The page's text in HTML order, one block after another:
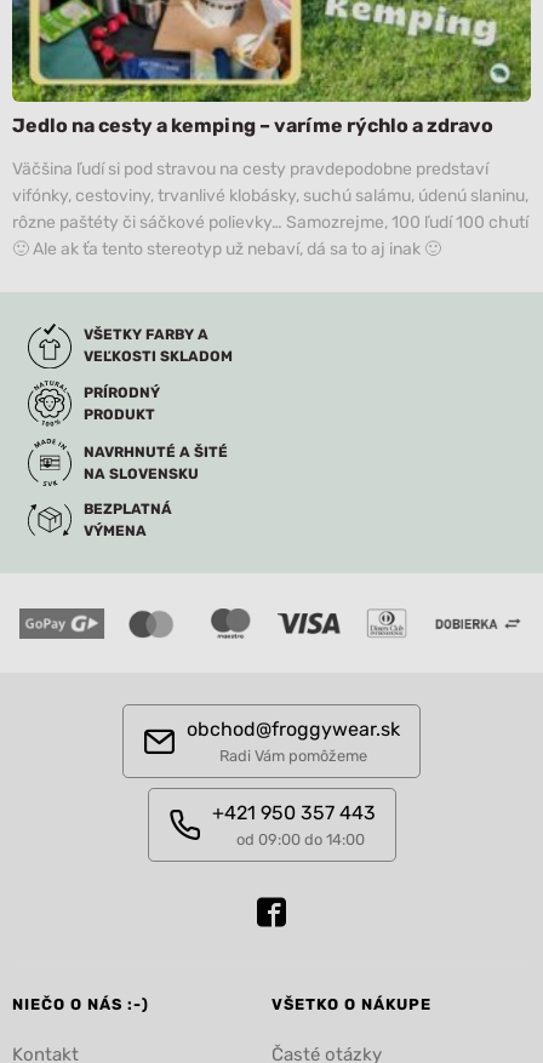
Jedlo na cesty a kemping – varíme rýchlo a zdravo
Väčšina ľudí si pod stravou na cesty pravdepodobne predstaví
vifónky, cestoviny, trvanlivé klobásky, suchú salámu, údenú slaninu,
rôzne paštéty či sáčkové polievky… Samozrejme, 100 ľudí 100 chutí
🙂 Ale ak ťa tento stereotyp už nebaví, dá sa to aj inak 🙂
VŠETKY FARBY A
VEĽKOSTI SKLADOM
PRÍRODNÝ
PRODUKT
NAVRHNUTÉ A ŠITÉ
NA SLOVENSKU
BEZPLATNÁ
VÝMENA
obchod@froggywear.sk
Radi Vám pomôžeme
+421 950 357 443
od 09:00 do 14:00
NIEČO O NÁS :-)
Kontakt
VŠETKO O NÁKUPE
Časté otázky